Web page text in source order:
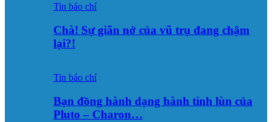
Tin báo chí
Chà! Sự giãn nở của vũ trụ đang chậm
lại?!
Tin báo chí
Bạn đồng hành dạng hành tinh lùn của
Pluto – Charon…